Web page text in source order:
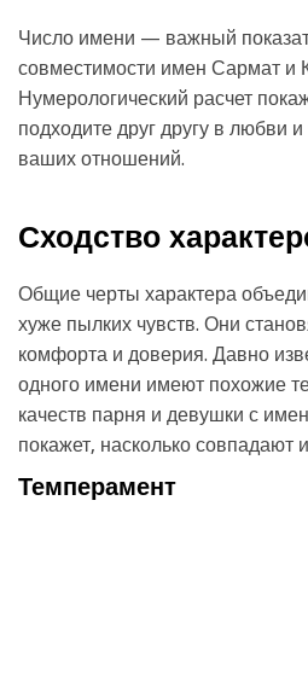
Число имени — важный
совместимости имен Сармат и
Нумерологический расчет
подходите друг другу в любви и
ваших отношений.
Сходство
Общие черты характера
хуже пылких чувств. Они
комфорта и доверия. Давно
одного имени имеют похожие
качеств парня и девушки с
покажет, насколько совпадают
Темперамент